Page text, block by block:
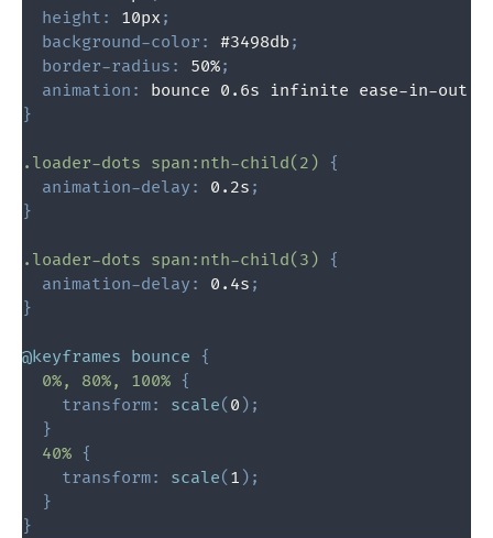
height : 10px ;
background-color : #3498db;
border-radius : 50%;
animation : bounce 0.6s infinite ease-in-out
}
.loader-dots span:nth-child(2)
{
animation-delay : 0.2s ;
}
.loader-dots span:nth-child(3)
{
animation-delay : 0.4s ;
}
@keyframes bounce
{
0%, 80%, 100% {
transform: scale( 0 ) ;
}
40% {
transform: scale( 1 ) ;
}
}